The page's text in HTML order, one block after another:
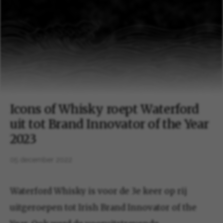
Icons of Whisky roept Waterford
uit tot Brand Innovator of the Year
2023
Waterford Whisky is voor de 3e keer op rij
uitgeroepen tot Irish Brand Innovator of the